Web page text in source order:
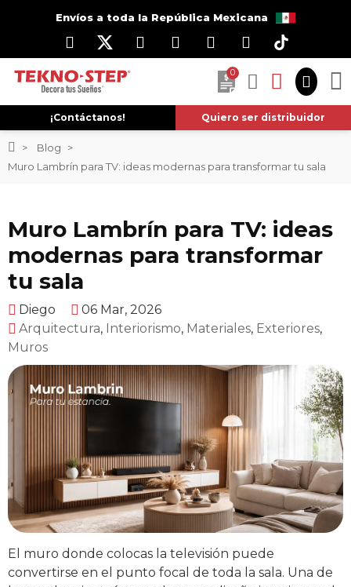
Envíos a toda la República Mexicana
0
¡Contáctanos! Quiero ser distribuidor
Blog
Muro Lambrín para TV: ideas modernas para transformar tu sala
Muro Lambrín para TV: ideas
modernas para transformar
tu sala
Diego
06 Mar, 2026
Arquitectura, Interiorismo, Materiales, Exteriores,
Muros
El muro donde colocas la televisión puede
convertirse en el punto focal de toda la sala. Una de